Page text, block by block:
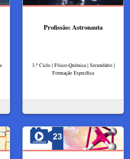
Profissão: Astronauta
3.º Ciclo | Físico-Química | Secundário |
Formação Específica